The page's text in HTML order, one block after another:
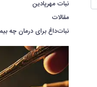
نبات مهرپادین
مقالات
نبات‌داغ برای درمان چه